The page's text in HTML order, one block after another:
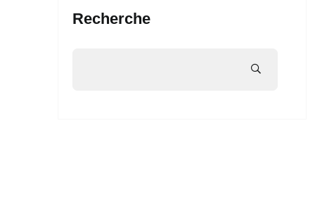
Recherche